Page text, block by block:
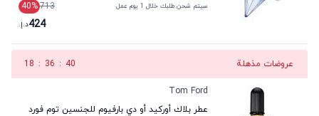
سيتم شحن طلبك خلال 1 يوم عمل 713
40%
424د.إ.
عروضات مذهلة 39
:
36
:
18
Tom Ford
عطر بلاك أوركيد أو دي بارفيوم للجنسين توم فورد